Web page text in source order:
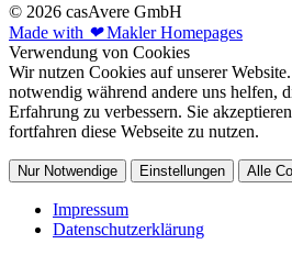
© 2026 casAvere GmbH
Made with ❤Makler Homepages
Verwendung von Cookies
Wir nutzen Cookies auf unserer
notwendig während andere uns helfen,
Erfahrung zu verbessern. Sie
fortfahren diese Webseite zu nutzen.
Nur Notwendige Einstellungen Alle
Impressum
Datenschutzerklärung